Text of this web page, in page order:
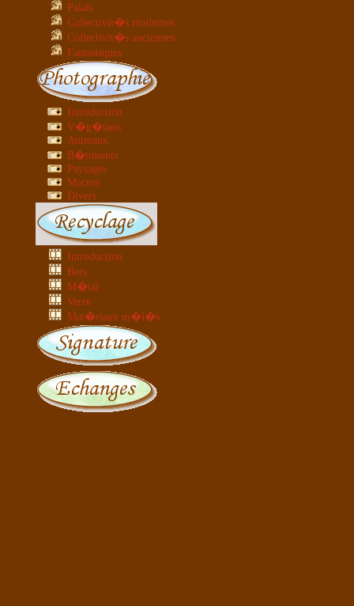
Palais
Collectivit�s modernes
Collectivit�s anciennes
Fantastiques
Introduction
V�g�taux
Animaux
B�timents
Paysages
Macros
Divers
Introduction
Bois
M�tal
Verre
Mat�riaux m�l�s